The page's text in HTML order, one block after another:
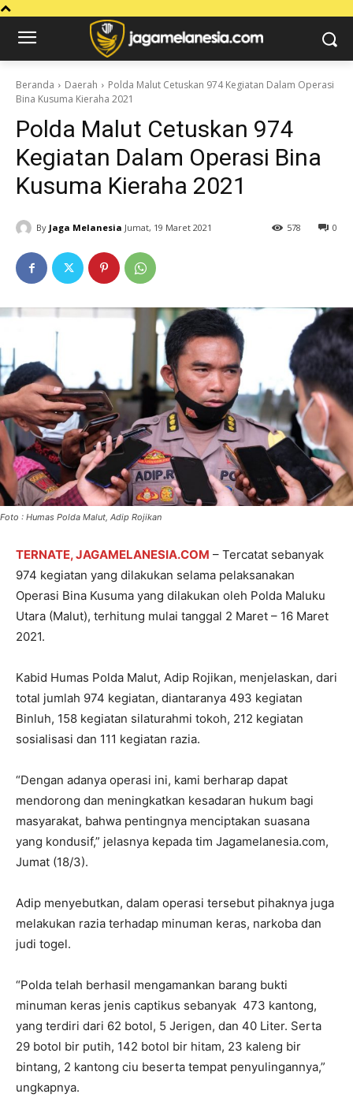
Beranda Daerah
Polda Malut Cetuskan 974 Kegiatan Dalam Operasi
Bina Kusuma Kieraha 2021
Polda Malut Cetuskan 974
Kegiatan Dalam Operasi Bina
Kusuma Kieraha 2021
By Jaga Melanesia Jumat, 19 Maret 2021 0
578
Foto : Humas Polda Malut, Adip Rojikan
TERNATE, JAGAMELANESIA.COM – Tercatat sebanyak
974 kegiatan yang dilakukan selama pelaksanakan
Operasi Bina Kusuma yang dilakukan oleh Polda Maluku
Utara (Malut), terhitung mulai tanggal 2 Maret – 16 Maret
2021.
Kabid Humas Polda Malut, Adip Rojikan, menjelaskan, dari
total jumlah 974 kegiatan, diantaranya 493 kegiatan
Binluh, 158 kegiatan silaturahmi tokoh, 212 kegiatan
sosialisasi dan 111 kegiatan razia.
“Dengan adanya operasi ini, kami berharap dapat
mendorong dan meningkatkan kesadaran hukum bagi
masyarakat, bahwa pentingnya menciptakan suasana
yang kondusif,” jelasnya kepada tim Jagamelanesia.com,
Jumat (18/3).
Adip menyebutkan, dalam operasi tersebut pihaknya juga
melakukan razia terhadap minuman keras, narkoba dan
judi togel.
“Polda telah berhasil mengamankan barang bukti
minuman keras jenis captikus sebanyak 473 kantong,
yang terdiri dari 62 botol, 5 Jerigen, dan 40 Liter. Serta
29 botol bir putih, 142 botol bir hitam, 23 kaleng bir
bintang, 2 kantong ciu beserta tempat penyulingannya,”
ungkapnya.